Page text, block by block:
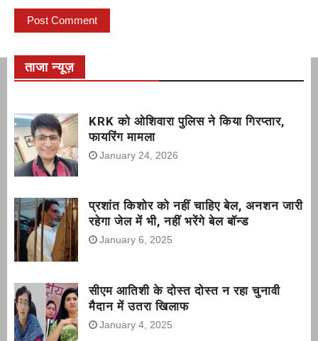
ताजा न्यूज़
KRK को ओशिवारा पुलिस ने किया गिरप्तार,
फायरिंग मामला
January 24, 2026
प्रशांत किशोर को नहीं चाहिए बेल, अनशन जारी
रहेगा जेल में भी, नहीं भरेंगे बेल बॉन्ड
January 6, 2025
सीएम आतिशी के दोस्त दोस्त न रहा चुनावी
मैदान में उतरा खिलाफ
January 4, 2025